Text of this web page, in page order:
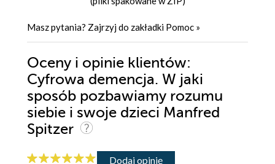
Masz pytania? Zajrzyj do zakładki Pomoc »
Oceny i opinie klientów:
Cyfrowa demencja. W jaki
sposób pozbawiamy rozumu
siebie i swoje dzieci Manfred
Spitzer
Dodaj opinię